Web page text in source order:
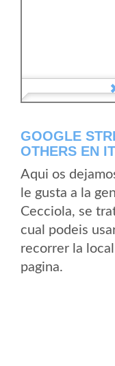
GOOGLE
OTHERS EN
Aqui os
le gusta a la
Cecciola, se
cual podeis
recorrer la
pagina.